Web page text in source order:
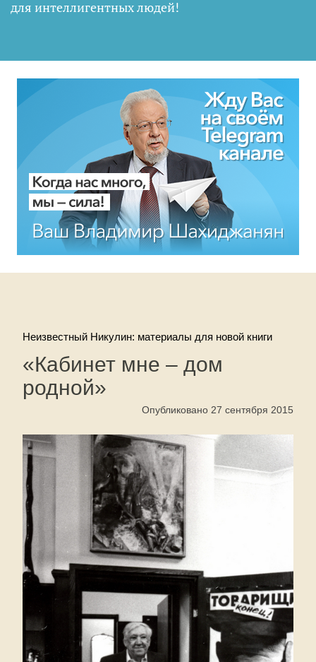
для интеллигентных людей!
Неизвестный Никулин: материалы для новой книги
«Кабинет мне – дом
родной»
Опубликовано 27 сентября 2015